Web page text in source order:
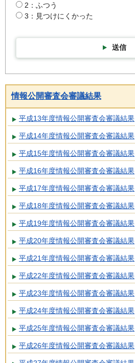
2：ふつう
3：見つけにくかった
送信
情報公開審査会審議結果
平成13年度情報公開審査会審議結果
平成14年度情報公開審査会審議結果
平成15年度情報公開審査会審議結果
平成16年度情報公開審査会審議結果
平成17年度情報公開審査会審議結果
平成18年度情報公開審査会審議結果
平成19年度情報公開審査会審議結果
平成20年度情報公開審査会審議結果
平成21年度情報公開審査会審議結果
平成22年度情報公開審査会審議結果
平成23年度情報公開審査会審議結果
平成24年度情報公開審査会審議結果
平成25年度情報公開審査会審議結果
平成26年度情報公開審査会審議結果